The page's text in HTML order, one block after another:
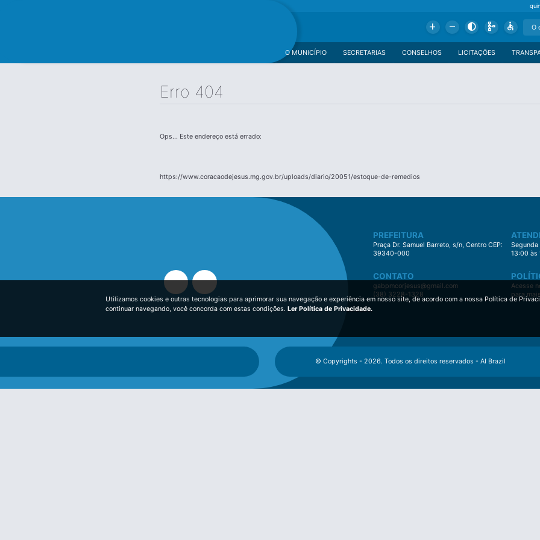
Add Remove Contrast Schema Accessible
LICITAÇÕES
CONSELHOS
SECRETARIAS
O MUNICÍPIO
Erro 404
Ops... Este endereço está errado:
https://www.coracaodejesus.mg.gov.br/uploads/diario/20051/estoque-de-remedios
PREFEITURA
Praça Dr. Samuel Barreto, s/n, Centro CEP:
39340-000
Segunda
13:00 às
CONTATO
gabpmcorjesus@gmail.com
(38) 3228-1328
Acesse
para
© Copyrights - 2026. Todos os direitos reservados - AI Brazil
Utilizamos cookies e outras tecnologias para aprimorar sua navegação e experiência em nosso site, de acordo com a nossa Política de
continuar navegando, você concorda com estas condições. Ler Política de Privacidade.